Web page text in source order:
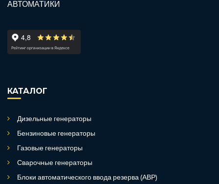
КАТАЛОГ
Дизельные генераторы
Бензиновые генераторы
Газовые генераторы
Сварочные генераторы
Блоки автоматического ввода резерва (АВР)